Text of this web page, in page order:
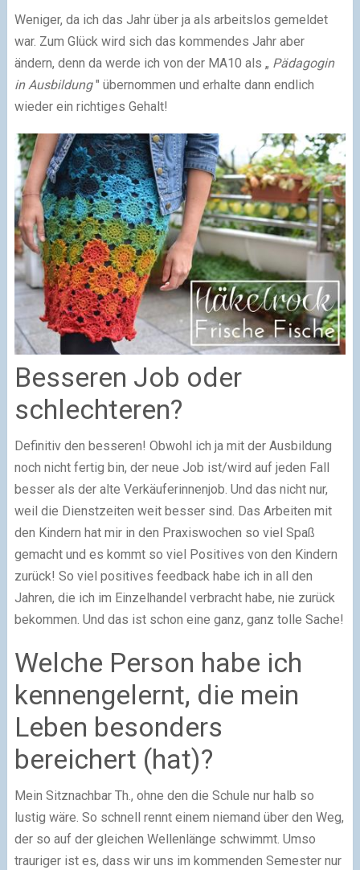
Weniger, da ich das Jahr über ja als arbeitslos gemeldet
war. Zum Glück wird sich das kommendes Jahr aber
ändern, denn da werde ich von der MA10 als „ Pädagogin
in Ausbildung" übernommen und erhalte dann endlich
wieder ein richtiges Gehalt!
Besseren Job oder
schlechteren?
Definitiv den besseren! Obwohl ich ja mit der Ausbildung
noch nicht fertig bin, der neue Job ist/wird auf jeden Fall
besser als der alte Verkäuferinnenjob. Und das nicht nur,
weil die Dienstzeiten weit besser sind. Das Arbeiten mit
den Kindern hat mir in den Praxiswochen so viel Spaß
gemacht und es kommt so viel Positives von den Kindern
zurück! So viel positives feedback habe ich in all den
Jahren, die ich im Einzelhandel verbracht habe, nie zurück
bekommen. Und das ist schon eine ganz, ganz tolle Sache!
Welche Person habe ich
kennengelernt, die mein
Leben besonders
bereichert (hat)?
Mein Sitznachbar Th., ohne den die Schule nur halb so
lustig wäre. So schnell rennt einem niemand über den Weg,
der so auf der gleichen Wellenlänge schwimmt. Umso
trauriger ist es, dass wir uns im kommenden Semester nur